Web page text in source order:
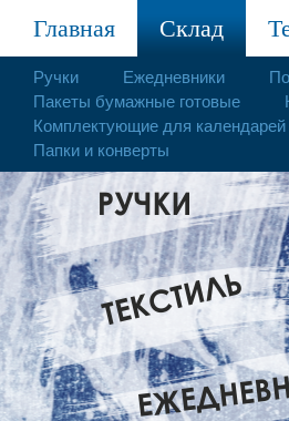
Главная Склад
Ручки Ежедневники
Пакеты бумажные готовые
Комплектующие для календарей
Папки и конверты